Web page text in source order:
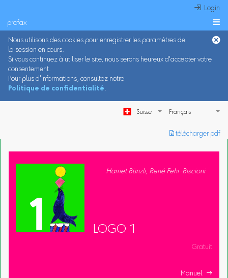
 Login
profax 
Nous utilisons des cookies pour enregistrer les paramètres de
la session en cours.
Si vous continuez à utiliser le site, nous serons heureux d'accepter votre
consentement.
Pour plus d'informations, consultez notre
Politique de confidentialité.
Suisse
︎ télécharger pdf
Harriet Bünzli, René Fehr-Biscioni
LOGO 1
Gratuit
Manuel 